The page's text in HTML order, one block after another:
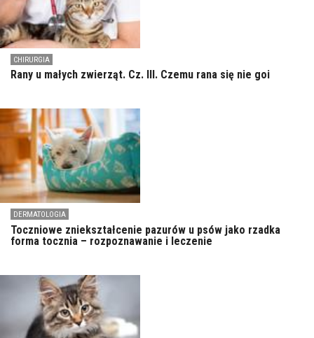
CHIRURGIA
Rany u małych zwierząt. Cz. III. Czemu rana się nie goi
DERMATOLOGIA
Toczniowe zniekształcenie pazurów u psów jako rzadka
forma tocznia – rozpoznawanie i leczenie